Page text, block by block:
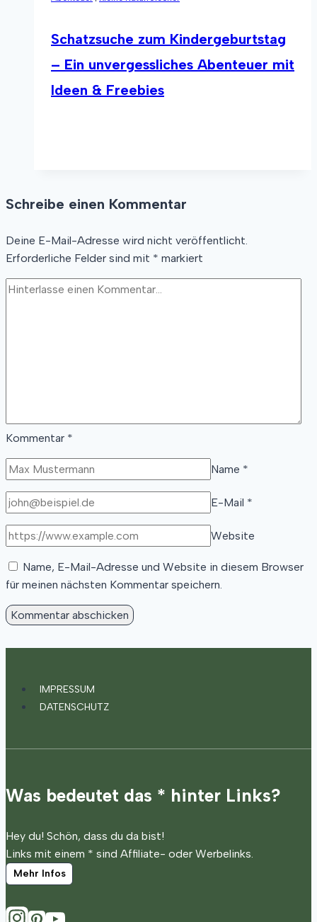
–
3
Ideen
Schatzsuche zum Kindergeburtstag
– Ein unvergessliches Abenteuer mit
Ideen & Freebies
unvergessliches
mit
Ideen
Schreibe einen Kommentar
Deine E-Mail-Adresse wird nicht veröffentlicht.
Erforderliche Felder sind mit * markiert
Kommentar *
Name *
E-Mail *
Website
Name, E-Mail-Adresse und Website in diesem Browser
für meinen nächsten Kommentar speichern.
IMPRESSUM
DATENSCHUTZ
Was bedeutet das * hinter Links?
Hey du! Schön, dass du da bist!
Links mit einem * sind Affiliate- oder Werbelinks.
Mehr Infos